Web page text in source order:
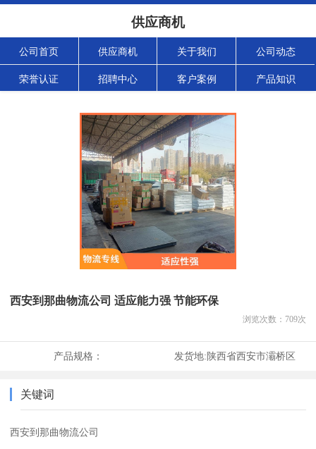
供应商机
公司首页 供应商机 关于我们 公司动态
荣誉认证 招聘中心 客户案例 产品知识
西安到那曲物流公司 适应能力强 节能环保
浏览次数： 709次
产品规格： 发货地:陕西省西安市灞桥区
关键词
西安到那曲物流公司